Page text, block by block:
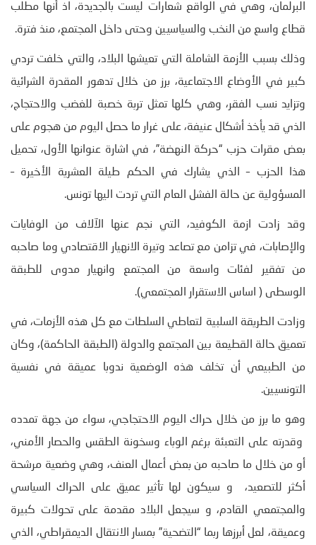
البرلمان، وهي في الواقع شعارات ليست بالجديدة، اذ أنها مطلب
قطاع واسع من النخب والسياسيين وحتى داخل المجتمع، منذ فترة.
وذلك بسبب الأزمة الشاملة التي تعيشها البلاد، والتي خلفت تردي
كبير في الأوضاع الاجتماعية، برز من خلال تدهور المقدرة الشرائية
وتزايد نسب الفقر، وهي كلها تمثل تربة خصبة للغضب والاحتجاج،
الذي قد يأخذ أشكال عنيفة، على غرار ما حصل اليوم من هجوم على
بعض مقرات حزب “حركة النهضة”، في اشارة عنوانها الأول، تحميل
هذا الحزب – الذي يشارك في الحكم طيلة العشرية الأخيرة –
المسؤولية عن حالة الفشل العام التي تردت اليها تونس.
وقد زادت ازمة الكوفيد، التي نجم عنها الآلاف من الوفايات
والإصابات، في تزامن مع تصاعد وتيرة الانهيار الاقتصادي وما صاحبه
من تفقير لفئات واسعة من المجتمع وانهيار مدوى للطبقة
الوسطى ( اساس الاستقرار المجتمعي).
وزادت الطريقة السلبية لتعاطي السلطات مع كل هذه الأزمات، في
تعميق حالة القطيعة بين المجتمع والدولة (الطبقة الحاكمة)، وكان
من الطبيعي أن تخلف هذه الوضعية ندوبا عميقة في نفسية
التونسيين.
وهو ما برز من خلال حراك اليوم الاحتجاجي، سواء من جهة تمدده
وقدرته على التعبئة برغم الوباء وسخونة الطقس والحصار الأمني،
أو من خلال ما صاحبه من بعض أعمال العنف، وهي وضعية مرشحة
أكثر للتصعيد، و سيكون لها تأثير عميق على الحراك السياسي
والمجتمعي القادم، و سيجعل البلاد مقدمة على تحولات كبيرة
وعميقة، لعل أبرزها ربما “التضحية” بمسار الانتقال الديمقراطي، الذي